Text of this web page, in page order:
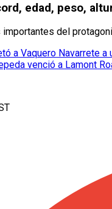
edad, peso,
del
a Vaquero Navarrete
venció a Lamont